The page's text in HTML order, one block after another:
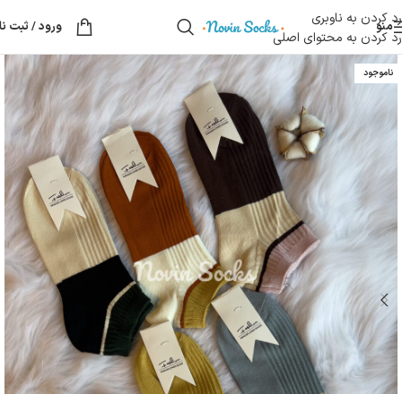
رد کردن به ناوبری
رد کردن به محتوای اصلی
منو ورود / ثبت
ناموجود